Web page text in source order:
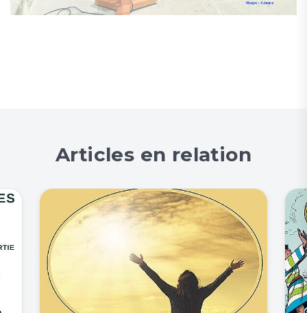
Articles en relation